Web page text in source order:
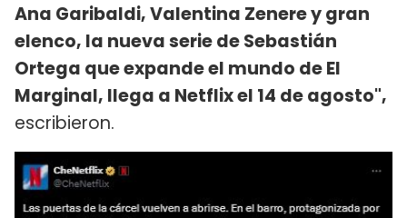
Ana Garibaldi, Valentina Zenere y gran
elenco, la nueva serie de Sebastián
Ortega que expande el mundo de El
Marginal, llega a Netflix el 14 de agosto",
escribieron.